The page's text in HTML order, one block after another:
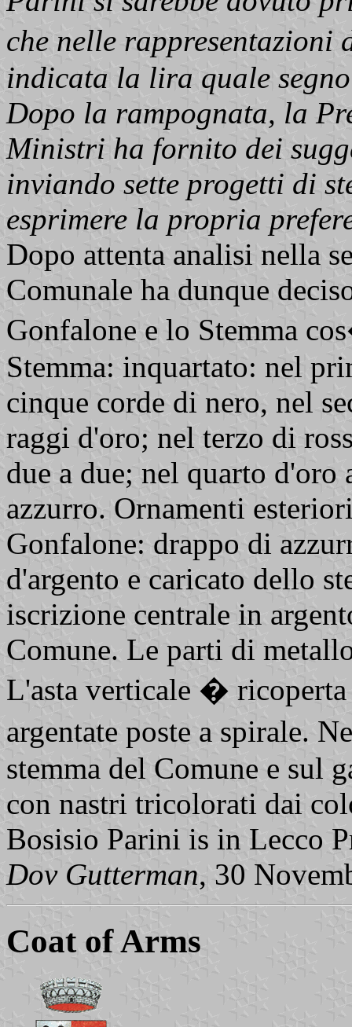
che nelle
indicata la lira quale
Dopo la rampognata, la
Ministri ha fornito dei
inviando sette progetti di
esprimere la propria
Dopo attenta analisi nella
Comunale ha dunque
Gonfalone e lo Stemma
Stemma: inquartato: nel
cinque corde di nero, nel
raggi d'oro; nel terzo di
due a due; nel quarto
azzurro. Ornamenti
Gonfalone: drappo di
d'argento e caricato dello
iscrizione centrale in
Comune. Le parti di
L'asta verticale �
argentate poste a spirale.
stemma del Comune e sul
con nastri tricolorati dai
Bosisio Parini is in Lecco
Dov Gutterman, 30
Coat of Arms